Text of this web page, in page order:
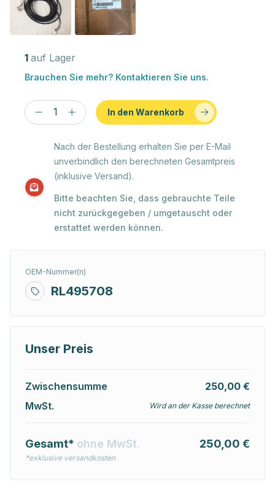
1 auf Lager
Brauchen Sie mehr? Kontaktieren Sie uns.
In den Warenkorb
Nach der Bestellung erhalten Sie per E-Mail
unverbindlich den berechneten Gesamtpreis
(inklusive Versand).
Bitte beachten Sie, dass gebrauchte Teile
nicht zurückgegeben / umgetauscht oder
erstattet werden können.
OEM-Nummer(n)
RL495708
Unser Preis
Zwischensumme
250,00 €
MwSt.
Wird an der Kasse berechnet
Gesamt* ohne MwSt.
*exklusive versandkosten
250,00 €